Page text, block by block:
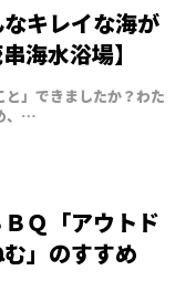
なキレイな海が
海水浴場】
」できましたか？わた
、…
ＢＱ「アウトド
」のすすめ